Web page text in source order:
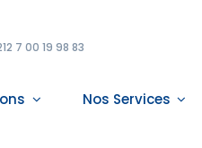
7 00 19 98 83
Nos Services